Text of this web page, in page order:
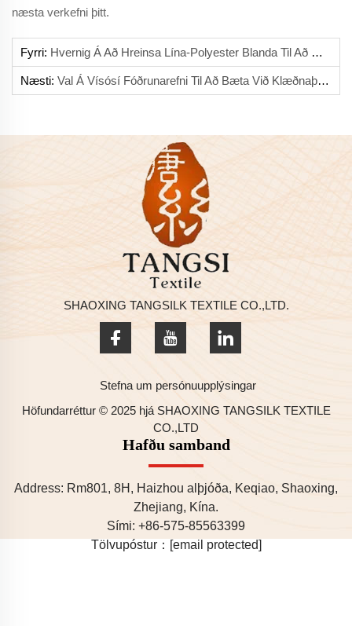
næsta verkefni þitt.
Fyrri: Hvernig Á Að Hreinsa Lína-Polyester Blanda Til Að Geyma Útlit Hennar
Næsti: Val Á Vísósí Fóðrunarefni Til Að Bæta Við Klæðnaþregrun
SHAOXING TANGSILK TEXTILE CO.,LTD.
Stefna um persónuupplýsingar
Höfundarréttur © 2025 hjá SHAOXING TANGSILK TEXTILE
CO.,LTD
Hafðu samband
Address: Rm801, 8H, Haizhou alþjóða, Keqiao, Shaoxing,
Zhejiang, Kína.
Sími: +86-575-85563399
Tölvupóstur： [email protected]